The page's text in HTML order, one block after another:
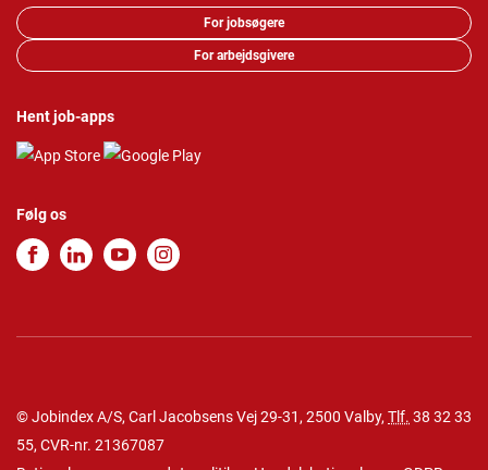
For jobsøgere
For arbejdsgivere
Hent job-apps
Følg os
© Jobindex A/S, Carl Jacobsens Vej 29-31, 2500 Valby, Tlf. 38 32 33
55, CVR-nr. 21367087